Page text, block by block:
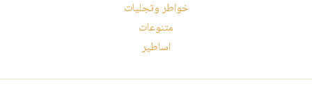
خواطر وتجليات
متنوعات
اساطير